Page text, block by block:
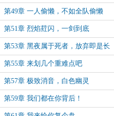
第49章 一人偷懒，不如全队偷懒
第51章 烈焰荭闪，一剑到底
第53章 黑夜属于死者，放弃即是长
眠
第55章 来划几个重难点吧
第57章 极致消音，白色幽灵
第59章 我们都在你背后！